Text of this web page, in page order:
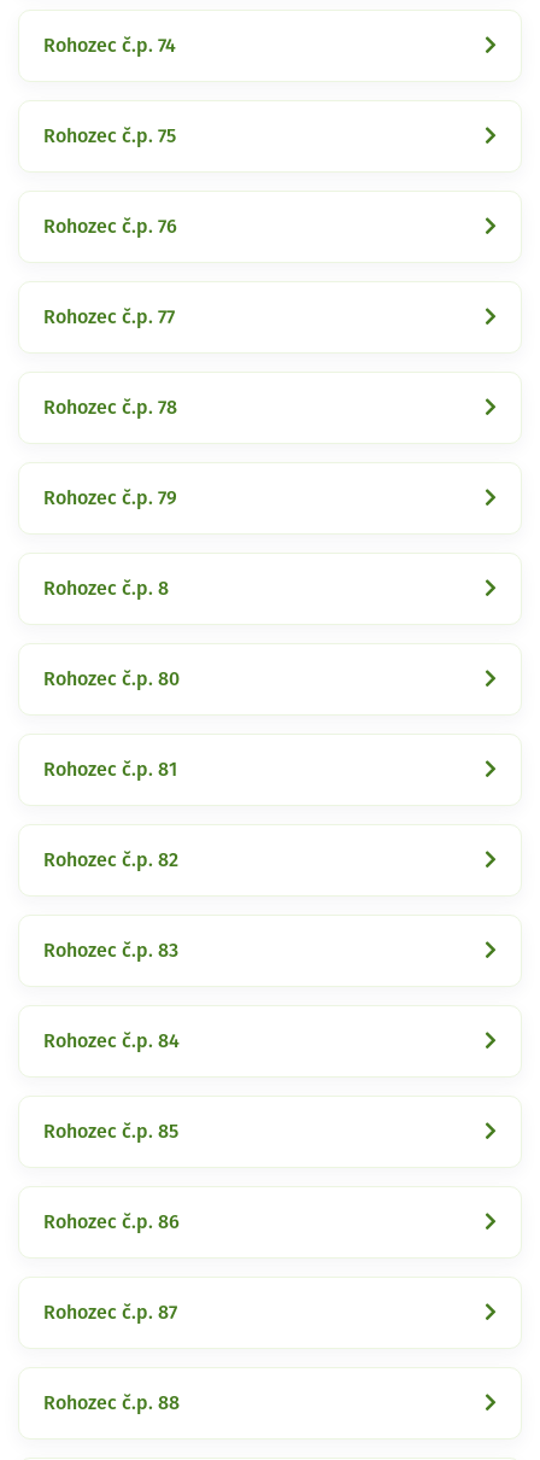
Rohozec č.p. 74
Rohozec č.p. 75
Rohozec č.p. 76
Rohozec č.p. 77
Rohozec č.p. 78
Rohozec č.p. 79
Rohozec č.p. 8
Rohozec č.p. 80
Rohozec č.p. 81
Rohozec č.p. 82
Rohozec č.p. 83
Rohozec č.p. 84
Rohozec č.p. 85
Rohozec č.p. 86
Rohozec č.p. 87
Rohozec č.p. 88